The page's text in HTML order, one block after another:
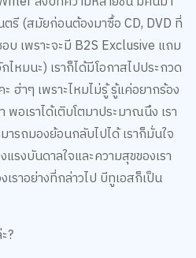
รี (สมัยก่อนต้องมาซื้อ CD, DVD ที่
เพราะจะมี B2S Exclusive แถม
หมนะ) เราก็ได้มีโอกาสไปประกวด
ฮ่าๆ เพราะไหมไม่รู้ รู้แค่อยากร้อง
อเราได้เติบโตมาประมาณนึง เรา
ารถมองย้อนกลับไปได้ เราก็มั่นใจ
รงบันดาลใจและความสุขของเรา
ราอย่างที่กล่าวไป บีทูเอสก็เป็น
?